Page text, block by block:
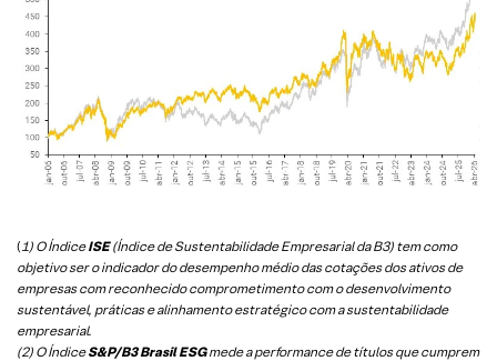
( 1) O ÍndiceISE(Índice de Sustentabilidade Empresarial da B3) tem como
objetivo ser o indicador do desempenho médio das cotações dos ativos de
empresas com reconhecido comprometimento com o desenvolvimento
sustentável, práticas e alinhamento estratégico com a sustentabilidade
empresarial.
(2) O ÍndiceS&P/B3 Brasil ESGmede a performance de títulos que cumprem